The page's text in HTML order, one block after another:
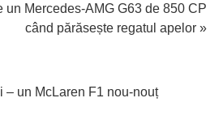
un Mercedes-AMG G63 de 850 CP
când părăsește regatul apelor »
un McLaren F1 nou-nouț